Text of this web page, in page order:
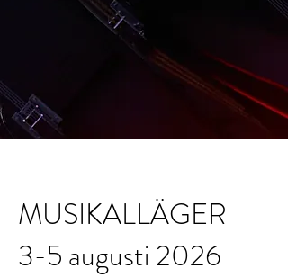
MUSIKALLÄGER
3-5 augusti 2026